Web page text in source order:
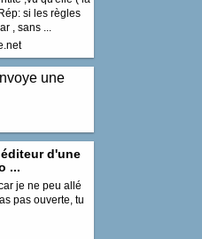
si les règles
, sans ...
d'une
...
je ne peu allé
pas ouverte, tu